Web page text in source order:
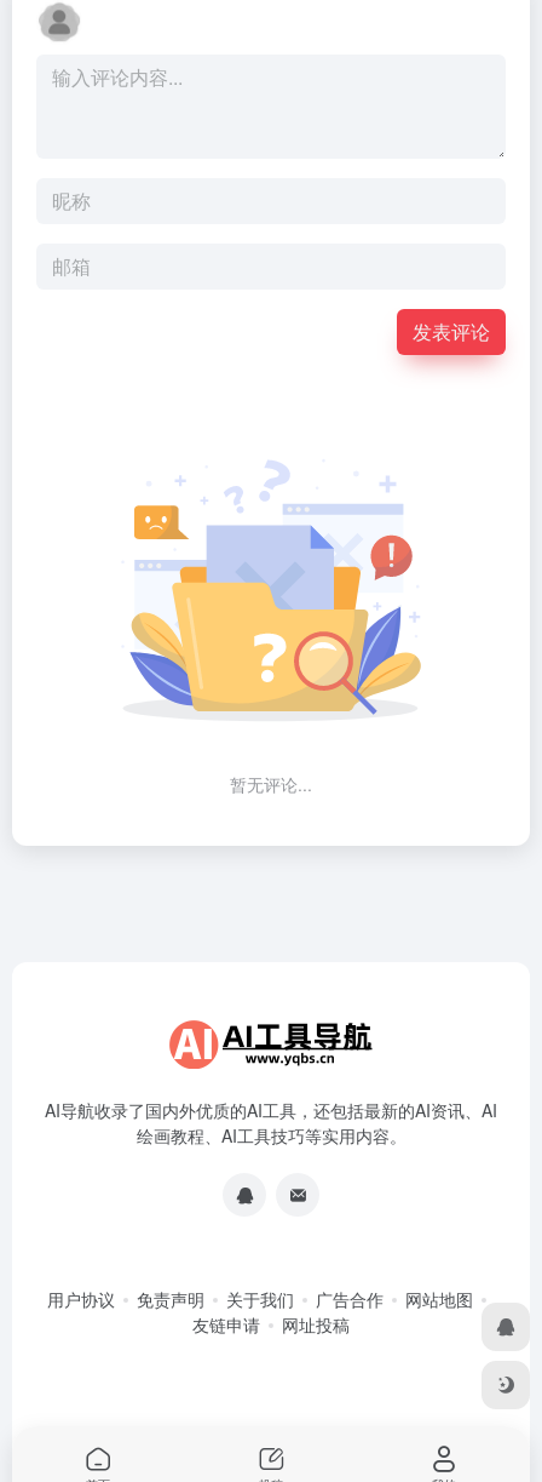
发表评论
暂无评论...
AI导航收录了国内外优质的AI工具，还包括最新的AI资讯、AI
绘画教程、AI工具技巧等实用内容。
用户协议 免责声明 关于我们 广告合作
网站地图
友链申请
网址投稿